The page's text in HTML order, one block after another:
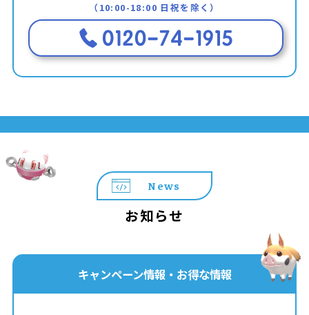
（10:00-18:00 日祝を除く）
News
お知らせ
キャンペーン情報・お得な情報